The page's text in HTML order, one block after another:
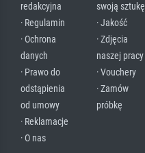
redakcyjna
· Regulamin
· Ochrona
danych
· Prawo do
odstąpienia
od umowy
· Reklamacje
· O nas
swoją sztukę
· Jakość
· Zdjęcia
naszej pracy
· Vouchery
· Zamów
próbkę